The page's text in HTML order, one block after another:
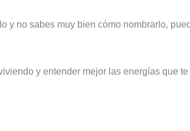
y no sabes muy bien cómo nombrarlo,
y entender mejor las energías que